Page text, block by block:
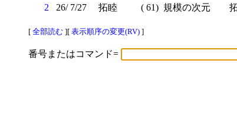
2
26/ 7/27 拓睦 ( 61) 規模の次元
[ 全部読む ][ 表示順序の変更(RV) ]
番号またはコマンド=